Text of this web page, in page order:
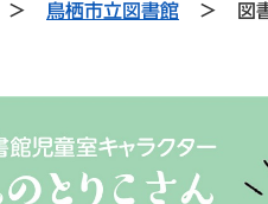
> 鳥栖市立図書館 > 図